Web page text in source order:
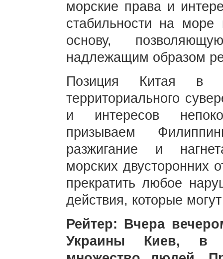
морские права и
стабильности на
основу,
надлежащим образом
Позиция Китая в
территориального
и интересов
призываем
разжигание и
морских двусторонних
прекратить любое
действия, которые
Рейтер: Вчера
Украины Киев, в